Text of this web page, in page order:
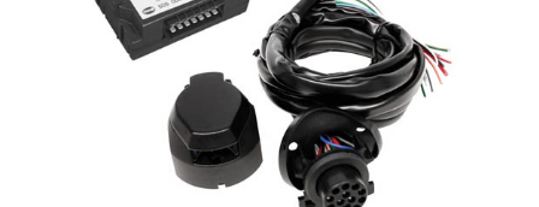
Bedrijfswagen parts
Inloggen / Registreren